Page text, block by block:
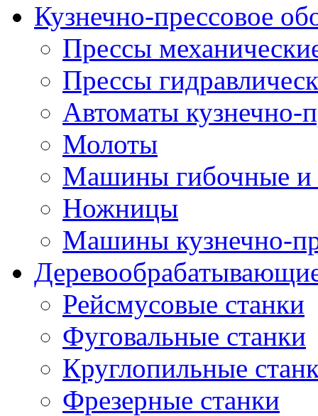
Кузнечно-прессовое
Прессы
Прессы
Автоматы кузнечно-
Молоты
Машины гибочные и
Ножницы
Машины кузнечно-
Рейсмусовые станки
Фуговальные станки
Круглопильные
Фрезерные станки